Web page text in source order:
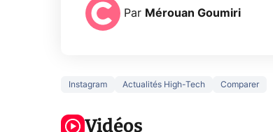
Par Mérouan Goumiri
Instagram Actualités High-Tech Comparer
Vidéos
3 écrans en 1
Voici L'AOC
5 générations